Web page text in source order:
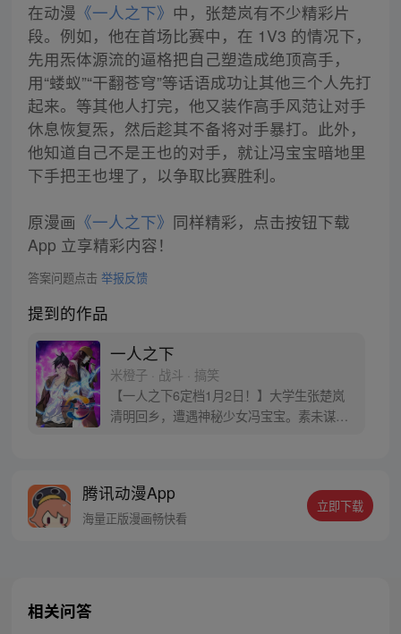
在动漫 《一人之下》 中，张楚岚有不少精彩片
段。例如，他在首场比赛中，在 1V3 的情况下，
先用炁体源流的逼格把自己塑造成绝顶高手，
用“蝼蚁”“干翻苍穹”等话语成功让其他三个人先打
起来。等其他人打完，他又装作高手风范让对手
休息恢复炁，然后趁其不备将对手暴打。此外，
他知道自己不是王也的对手，就让冯宝宝暗地里
下手把王也埋了，以争取比赛胜利。
原漫画 《一人之下》 同样精彩，点击按钮下载
App 立享精彩内容！
答案问题点击 举报反馈
提到的作品
一人之下
米橙子 · 战斗 · 搞笑
【一人之下6定档1月2日！】大学生张楚岚
清明回乡，遭遇神秘少女冯宝宝。素未谋面
密，张楚岚的生活被彻底颠覆，与冯宝宝一
同踏上“异人”之旅。
腾讯动漫App
海量正版漫画畅快看
立即下载
相关问答